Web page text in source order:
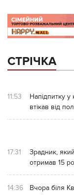
СТРІЧКА
11:53
Напідпитку у
втікав від
17:31
Зрадник,
отримав 15
14:36
Вчора біля